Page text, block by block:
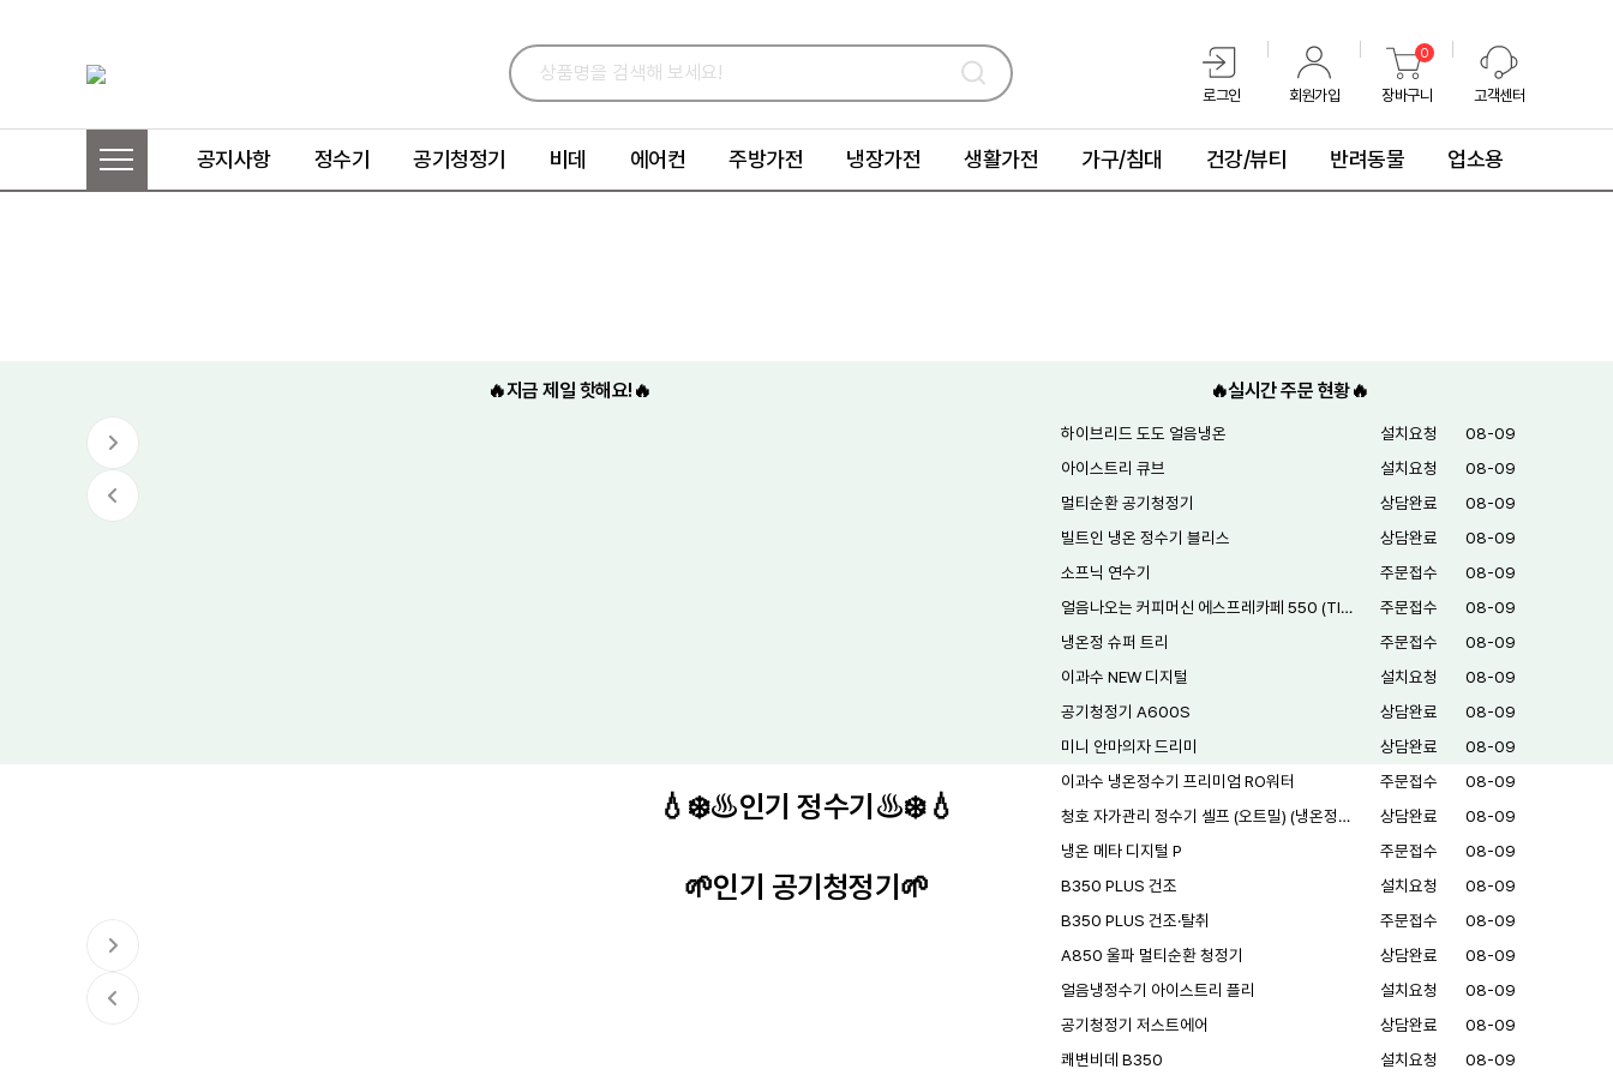
로그인 회원가입
0
장바구니 고객센터
공지사항 정수기 공기청정기 비데 에어컨 주방가전 냉장가전 생활가전 가구/침대 건강/뷰티 반려동물 업소용
🔥지금 제일 핫해요!🔥 🔥실시간 주문 현황🔥
하이브리드 도도 얼음냉온 설치요청
08-09
아이스트리 큐브
설치요청
08-09
멀티순환 공기청정기
상담완료
08-09
빌트인 냉온 정수기 블리스
상담완료
08-09
소프닉 연수기
주문접수
08-09
얼음나오는 커피머신 에스프레카페 550 (TI…
주문접수
08-09
냉온정 슈퍼 트리
주문접수
08-09
이과수 NEW 디지털
설치요청
08-09
공기청정기 A600S
상담완료
08-09
미니 안마의자 드리미
상담완료
08-09
이과수 냉온정수기 프리미엄 RO워터
주문접수
08-09
청호 자가관리 정수기 셀프 (오트밀) (냉온정…
상담완료
08-09
냉온 메타 디지털 P
주문접수
08-09
B350 PLUS 건조
설치요청
08-09
B350 PLUS 건조·탈취
주문접수
08-09
A850 울파 멀티순환 청정기
상담완료
08-09
얼음냉정수기 아이스트리 플리
설치요청
08-09
공기청정기 저스트에어
상담완료
08-09
쾌변비데 B350
설치요청 08-09
💧❄️♨️인기 정수기♨️❄️💧
🌱인기 공기청정기🌱